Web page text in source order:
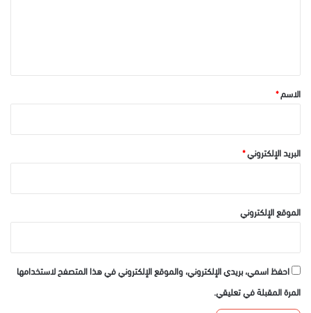
*الاسم*
البريد الإلكتروني*
الموقع الإلكتروني
احفظ اسمي، بريدي الإلكتروني، والموقع الإلكتروني في هذا المتصفح لاستخدامها
المرة المقبلة في تعليقي.